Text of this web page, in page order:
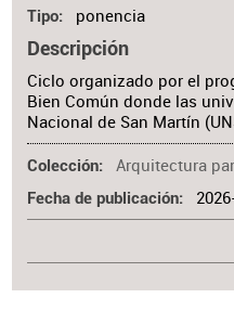
Tipo ponencia
Descripción
Ciclo organizado por el
Bien Común donde las
Nacional de San Martín
Colección Arquitectura
Fecha de publicación